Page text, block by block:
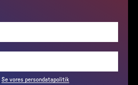
Se vores persondatapolitik